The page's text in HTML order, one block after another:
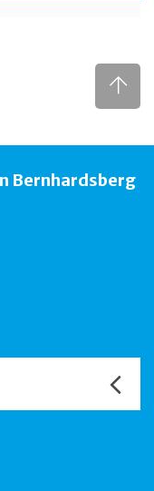
Bernhardsberg